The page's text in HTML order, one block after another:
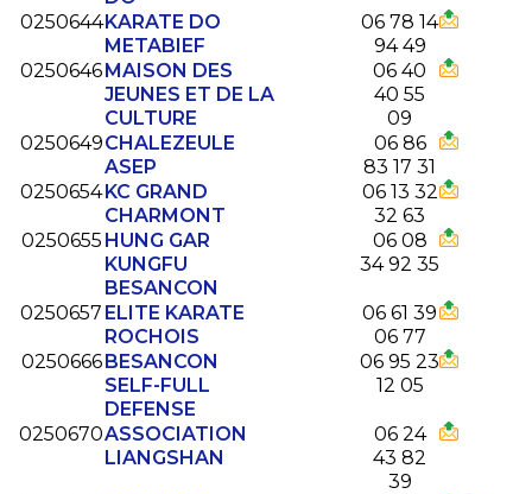
0250644KARATE DO
METABIEF
06 78 14
94 49
0250646MAISON DES
JEUNES ET DE LA
CULTURE
06 40
40 55
09
0250649CHALEZEULE
ASEP
06 86
83 17 31
0250654KC GRAND
CHARMONT
06 13 32
32 63
0250655 HUNG GAR
KUNGFU
BESANCON
06 08
34 92 35
0250657 ELITE KARATE
ROCHOIS
06 61 39
06 77
0250666BESANCON
SELF-FULL
DEFENSE
06 95 23
12 05
0250670ASSOCIATION
LIANGSHAN
06 24
43 82
39